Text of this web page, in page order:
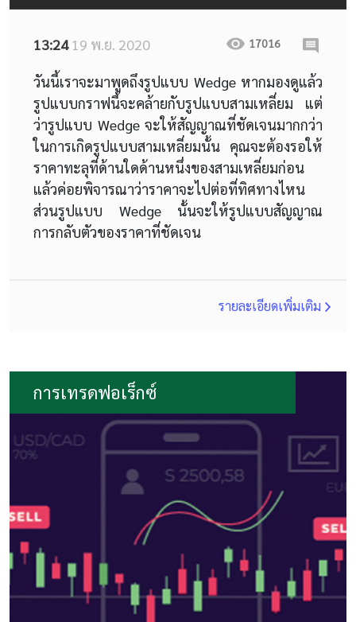
13:2419 พ.ย. 2020 17016
วันนี้เราจะมาพูดถึงรูปแบบ Wedge หากมองดูแล้ว
รูปแบบกราฟนี้จะคล้ายกับรูปแบบสามเหลี่ยม แต่
ว่ารูปแบบ Wedge จะให้สัญญาณที่ชัดเจนมากกว่า
ในการเกิดรูปแบบสามเหลี่ยมนั้น คุณจะต้องรอให้
ราคาทะลุที่ด้านใดด้านหนึ่งของสามเหลี่ยมก่อน
แล้วค่อยพิจารณาว่าราคาจะไปต่อที่ทิศทางไหน
ส่วนรูปแบบ Wedge นั้นจะให้รูปแบบสัญญาณ
การกลับตัวของราคาที่ชัดเจน
รายละเอียดเพิ่มเติม
การเทรดฟอเร็กซ์